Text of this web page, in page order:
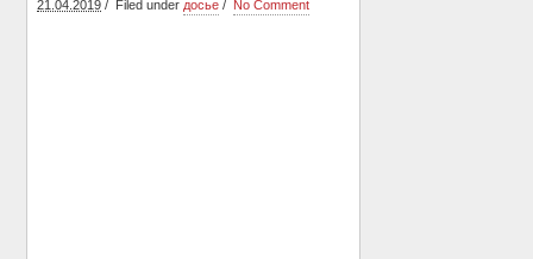
21.04.2019 Filed under досье No Comment